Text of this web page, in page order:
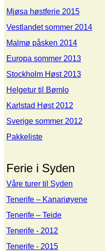
Mjøsa høstferie 2015
Vestlandet sommer 2014
Malmø påsken 2014
Europa sommer 2013
Stockholm Høst 2013
Helgetur til Bømlo
Karlstad Høst 2012
Sverige sommer 2012
Pakkeliste
Ferie i Syden
Våre turer til Syden
Tenerife – Kanariøyene
Tenerife – Teide
Tenerife - 2012
Tenerife - 2015